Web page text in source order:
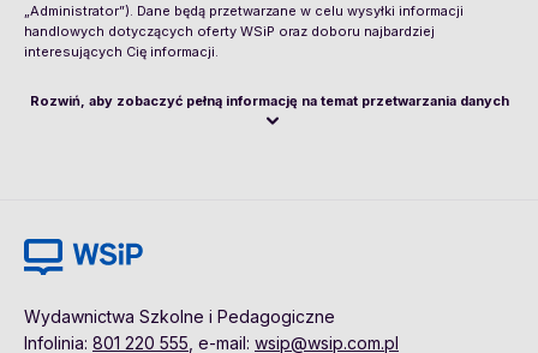
„Administrator”). Dane będą przetwarzane w celu wysyłki informacji
handlowych dotyczących oferty WSiP oraz doboru najbardziej
interesujących Cię informacji.
Rozwiń, aby zobaczyć pełną informację na temat przetwarzania danych
Wydawnictwa Szkolne i Pedagogiczne
Infolinia: 801 220 555 , e-mail: wsip@wsip.com.pl